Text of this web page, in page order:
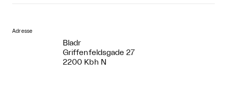
Adresse
Bladr
Griffenfeldsgade 27
2200 Kbh N